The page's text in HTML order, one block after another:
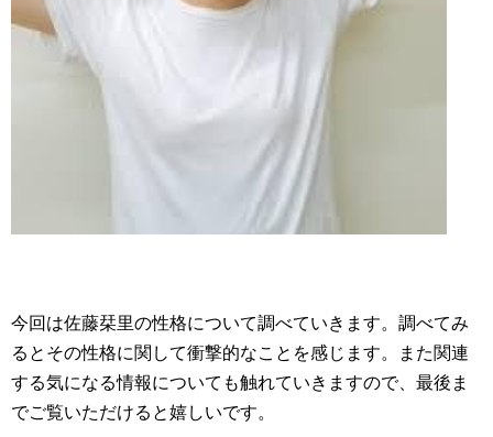
今回は佐藤栞里の性格について調べていきます。調べてみ
るとその性格に関して衝撃的なことを感じます。また関連
する気になる情報についても触れていきますので、最後ま
でご覧いただけると嬉しいです。